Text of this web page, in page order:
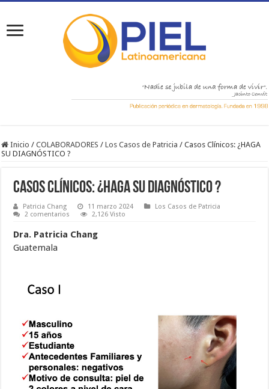
Inicio / COLABORADORES / Los Casos de Patricia / Casos Clínicos: ¿HAGA
SU DIAGNÓSTICO ?
Casos Clínicos: ¿HAGA SU DIAGNÓSTICO ?
Patricia Chang 11 marzo 2024
Los Casos de Patricia
2 comentarios
2,126 Visto
Dra. Patricia Chang
Guatemala